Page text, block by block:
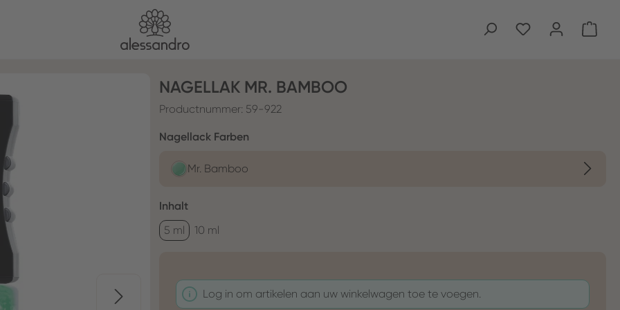
NAGELLAK MR. BAMBOO
Productnummer: 59-922
Selecteer
Nagellack Farben
Mr. Bamboo
Selecteer
Inhalt
5 ml
10 ml
Log in om artikelen aan uw winkelwagen toe te voegen.